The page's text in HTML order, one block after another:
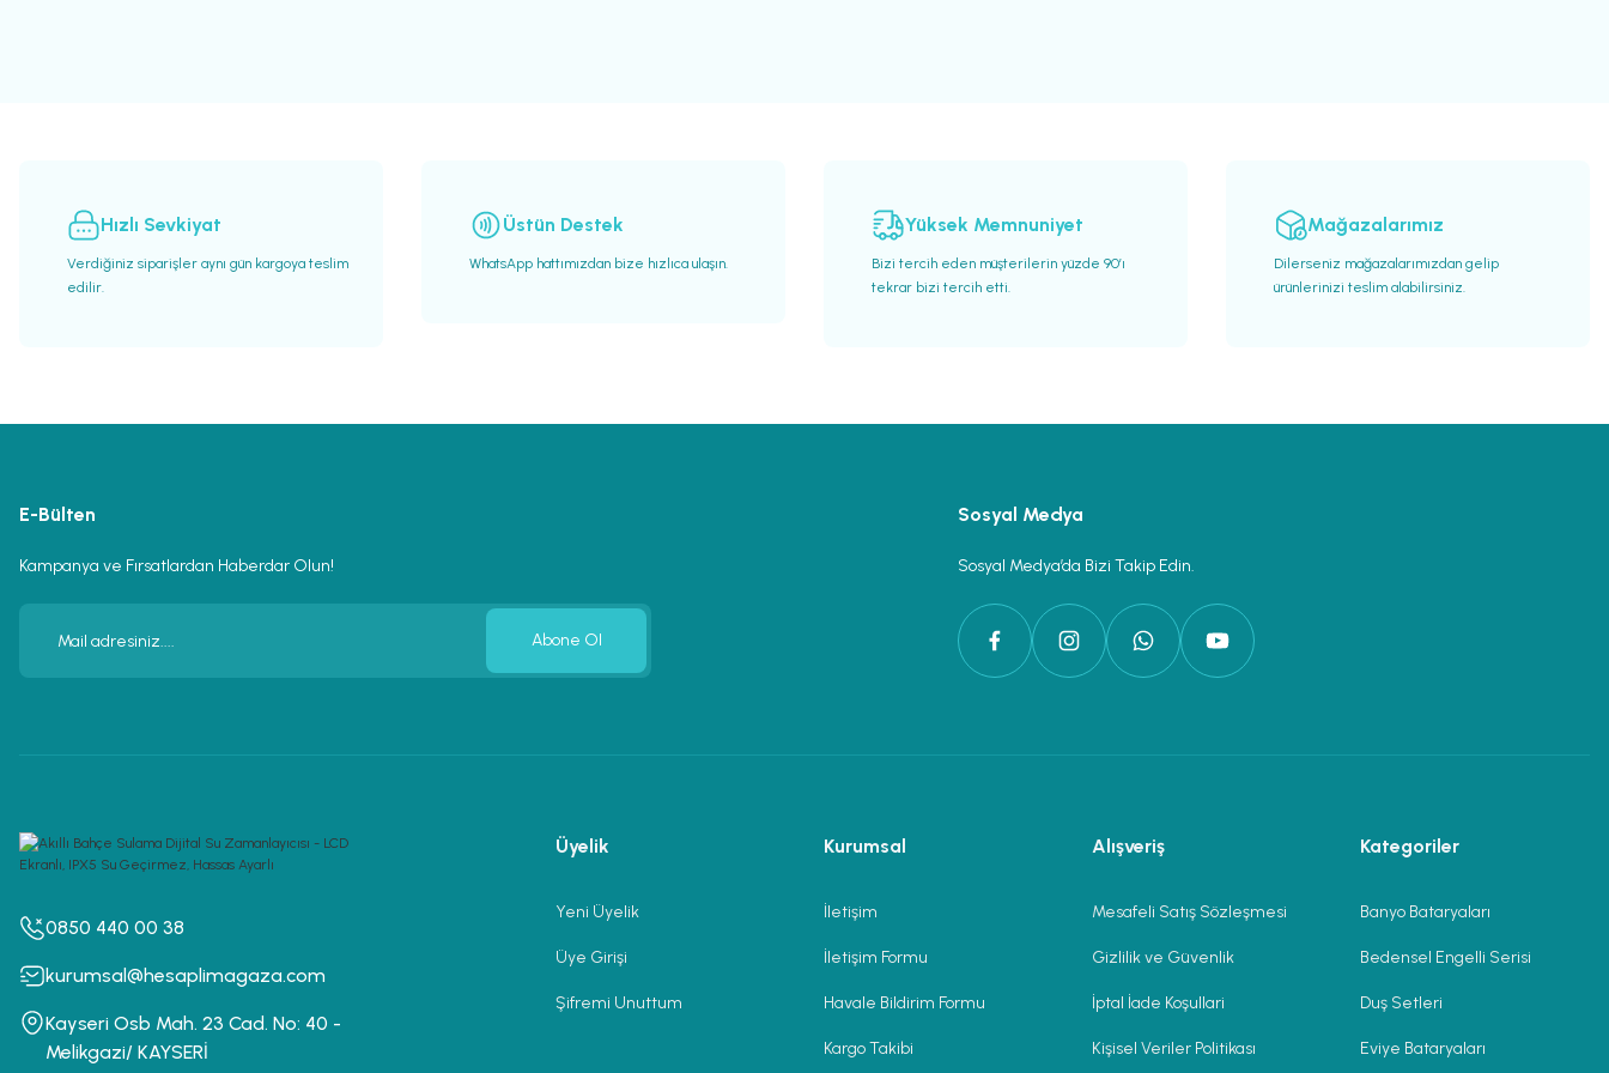
Hızlı Sevkiyat
Verdiğiniz siparişler aynı gün kargoya teslim
edilir.
Üstün Destek
WhatsApp hattımızdan bize hızlıca ulaşın.
Yüksek Memnuniyet
Bizi tercih eden müşterilerin yüzde 90’ı
tekrar bizi tercih etti.
Mağazalarımız
Dilerseniz mağazalarımızdan gelip
ürünlerinizi teslim alabilirsiniz.
E-Bülten
Kampanya ve Fırsatlardan Haberdar Olun!
Abone Ol
Sosyal Medya
Sosyal Medya’da Bizi Takip Edin.
0850 440 00 38
kurumsal@hesaplimagaza.com
Kayseri Osb Mah. 23 Cad. No: 40 -
Melikgazi/ KAYSERİ
Üyelik
Yeni Üyelik
Üye Girişi
Şifremi Unuttum
Kurumsal
İletişim
İletişim Formu
Havale Bildirim Formu
Kargo Takibi
Alışveriş
Mesafeli Satış Sözleşmesi
Gizlilik ve Güvenlik
İptal İade Koşullari
Kişisel Veriler Politikası
Kategoriler
Banyo Bataryaları
Bedensel Engelli Serisi
Duş Setleri
Eviye Bataryaları